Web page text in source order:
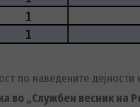
по наведените
во „Службен весник на